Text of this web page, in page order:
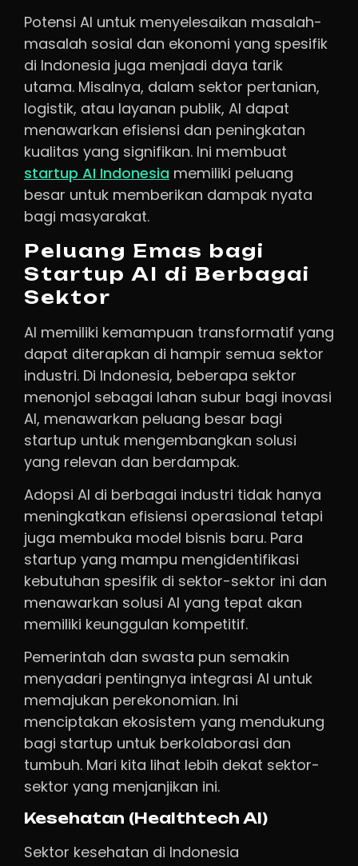
Potensi AI untuk menyelesaikan masalah-
masalah sosial dan ekonomi yang spesifik
di Indonesia juga menjadi daya tarik
utama. Misalnya, dalam sektor pertanian,
logistik, atau layanan publik, AI dapat
menawarkan efisiensi dan peningkatan
kualitas yang signifikan. Ini membuat
startup AI Indonesia memiliki peluang
besar untuk memberikan dampak nyata
bagi masyarakat.
Peluang Emas bagi
Startup AI di Berbagai
Sektor
AI memiliki kemampuan transformatif yang
dapat diterapkan di hampir semua sektor
industri. Di Indonesia, beberapa sektor
menonjol sebagai lahan subur bagi inovasi
AI, menawarkan peluang besar bagi
startup untuk mengembangkan solusi
yang relevan dan berdampak.
Adopsi AI di berbagai industri tidak hanya
meningkatkan efisiensi operasional tetapi
juga membuka model bisnis baru. Para
startup yang mampu mengidentifikasi
kebutuhan spesifik di sektor-sektor ini dan
menawarkan solusi AI yang tepat akan
memiliki keunggulan kompetitif.
Pemerintah dan swasta pun semakin
menyadari pentingnya integrasi AI untuk
memajukan perekonomian. Ini
menciptakan ekosistem yang mendukung
bagi startup untuk berkolaborasi dan
tumbuh. Mari kita lihat lebih dekat sektor-
sektor yang menjanjikan ini.
Kesehatan (Healthtech AI)
Sektor kesehatan di Indonesia